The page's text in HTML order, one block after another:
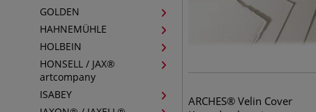
GOLDEN
HAHNEMÜHLE
HOLBEIN
HONSELL / JAX®
artcompany
ISABEY
ARCHES® Velin Cover